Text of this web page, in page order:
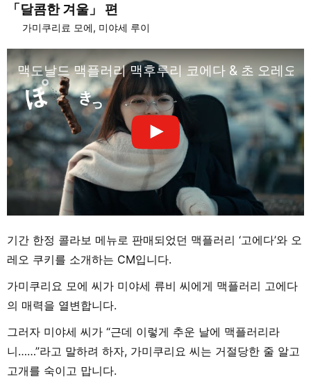
「달콤한 겨울」 편
가미쿠리료 모에, 미야세 루이
맥도날드 맥플러리 맥후루리 코에다 & 초 오레오
기간 한정 콜라보 메뉴로 판매되었던 맥플러리 ‘고에다’와 오
레오 쿠키를 소개하는 CM입니다.
가미쿠리요 모에 씨가 미야세 류비 씨에게 맥플러리 고에다
의 매력을 열변합니다.
그러자 미야세 씨가 “근데 이렇게 추운 날에 맥플러리라
니……”라고 말하려 하자, 가미쿠리요 씨는 거절당한 줄 알고
고개를 숙이고 맙니다.